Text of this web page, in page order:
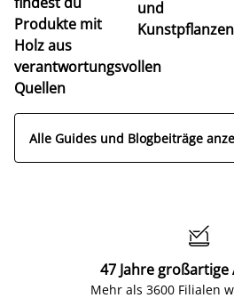
Produkte mit
Holz aus
verantwortungsvollen
Quellen
und
Kunstpflanzen
Alle Guides und Blogbeiträge

47 Jahre großartige
Mehr als 3600 Filialen